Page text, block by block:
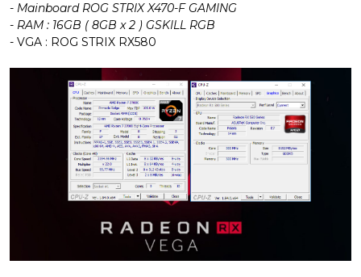
- Mainboard ROG STRIX X470-F GAMING
- RAM : 16GB ( 8GB x 2 ) GSKILL RGB
- VGA : ROG STRIX RX580